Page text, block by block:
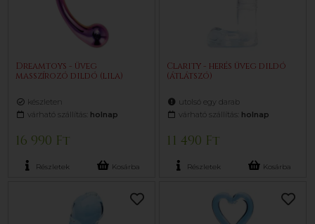
Dreamtoys - üveg
masszírozó dildó (lila)
készleten
várható szállítás: holnap
16 990 Ft
Részletek Kosárba
Clarity - herés üveg dildó
(átlátszó)
utolsó egy darab
várható szállítás: holnap
11 490 Ft
Részletek Kosárba